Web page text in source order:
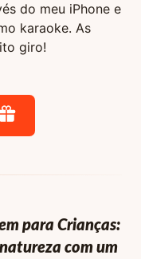
do meu iPhone e
karaoke. As
giro!
para Crianças:
com um